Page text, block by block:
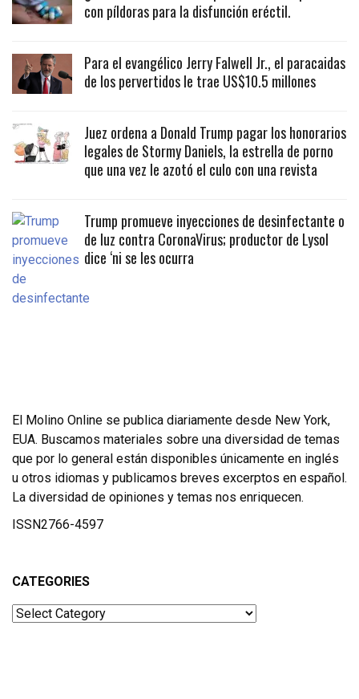
con píldoras para la disfunción eréctil.
Para el evangélico Jerry Falwell Jr., el paracaidas
de los pervertidos le trae US$10.5 millones
Juez ordena a Donald Trump pagar los honorarios
legales de Stormy Daniels, la estrella de porno
que una vez le azotó el culo con una revista
Trump promueve inyecciones de desinfectante o
de luz contra CoronaVirus; productor de Lysol
dice ‘ni se les ocurra
El Molino Online se publica diariamente desde New York,
EUA. Buscamos materiales sobre una diversidad de temas
que por lo general están disponibles únicamente en inglés
u otros idiomas y publicamos breves excerptos en español.
La diversidad de opiniones y temas nos enriquecen.
ISSN2766-4597
CATEGORIES
Categories